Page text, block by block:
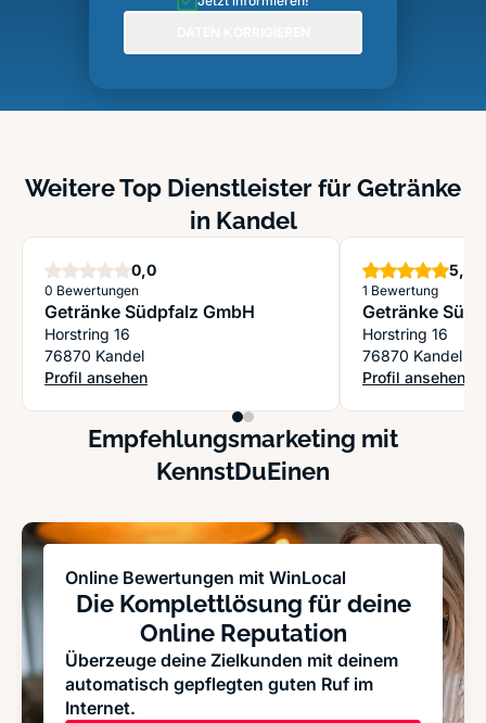
Weitere Top Dienstleister für Getränke
in Kandel
0,0Sterne
0 Bewertungen
Getränke Südpfalz GmbH
Horstring 16
76870 Kandel
Profil ansehen
: Getränke Südpfalz GmbH
5,0
1 Bewertung
Getränke
Horstring 16
76870 Kandel
Profil ansehen
: Getränke
Empfehlungsmarketing mit
KennstDuEinen
Online Bewertungen mit WinLocal
Die Komplettlösung für deine
Online Reputation
Überzeuge deine Zielkunden mit deinem
automatisch gepflegten guten Ruf im
Internet.